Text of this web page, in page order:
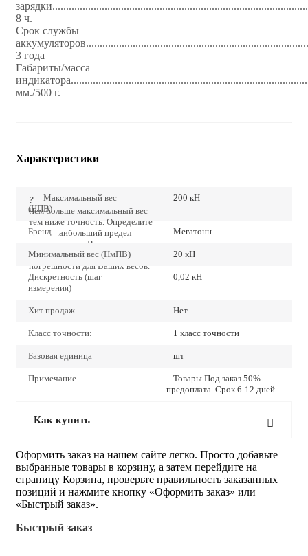
8 ч.
Срок службы
3 года
Габариты/масса
мм./500 г.
Характеристики
?
Чем больше максимальный вес
тем ниже точность. Определите
точно наибольший предел
взвешивания и Вы получите
наиболее низкие значения
погрешности для Ваших весов.
Максимальный вес
(НПВ)
200 кН
Бренд Мегатонн
Минимальный вес (НмПВ) 20 кН
Дискретность (шаг
измерения)
0,02 кН
Хит продаж Нет
Класс точности: 1 класс точности
Базовая единица шт
Примечание
Товары Под заказ 50%
предоплата. Срок 6-12 дней.
Как купить
Оформить заказ на нашем сайте легко. Просто добавьте
выбранные товары в корзину, а затем перейдите на
страницу Корзина, проверьте правильность заказанных
позиций и нажмите кнопку «Оформить заказ» или
«Быстрый заказ».
Быстрый заказ